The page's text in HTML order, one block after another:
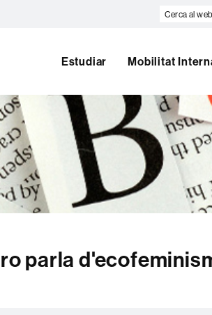
Cerca
Estudiar Mobilitat
parla